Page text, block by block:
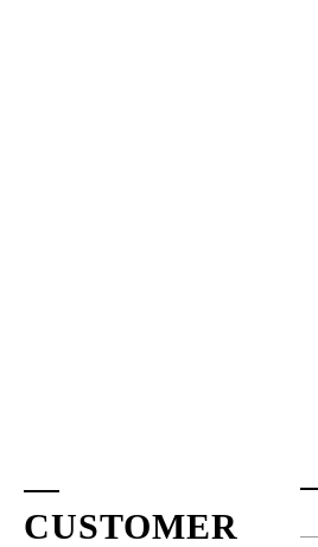
CUSTOMER